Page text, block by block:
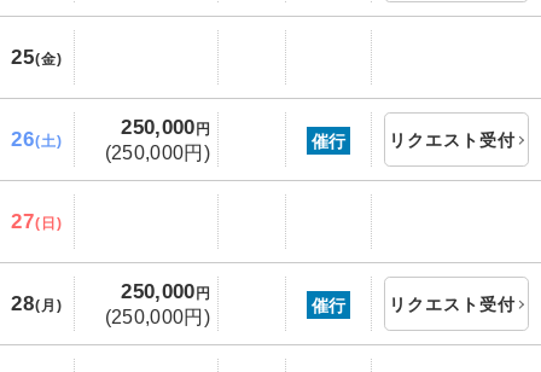
25(金)
26(土)
250,000円
(250,000円)
催行 リクエスト受付
27(日)
28(月)
250,000円
(250,000円)
催行 リクエスト受付